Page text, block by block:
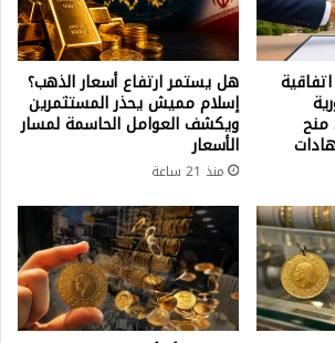
هل يستمر ارتفاع أسعار الذهب؟
إسلام مميش يحذر المستثمرين
ويكشف العوامل الحاسمة لمسار
الأسعار
منذ 21 ساعة